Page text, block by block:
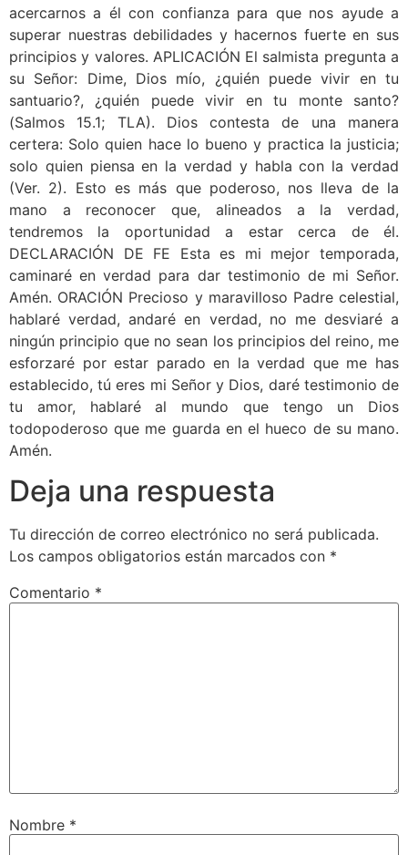
acercarnos a él con confianza para que nos ayude a
superar nuestras debilidades y hacernos fuerte en sus
principios y valores. APLICACIÓN El salmista pregunta a
su Señor: Dime, Dios mío, ¿quién puede vivir en tu
santuario?, ¿quién puede vivir en tu monte santo?
(Salmos 15.1; TLA). Dios contesta de una manera
certera: Solo quien hace lo bueno y practica la justicia;
solo quien piensa en la verdad y habla con la verdad
(Ver. 2). Esto es más que poderoso, nos lleva de la
mano a reconocer que, alineados a la verdad,
tendremos la oportunidad a estar cerca de él.
DECLARACIÓN DE FE Esta es mi mejor temporada,
caminaré en verdad para dar testimonio de mi Señor.
Amén. ORACIÓN Precioso y maravilloso Padre celestial,
hablaré verdad, andaré en verdad, no me desviaré a
ningún principio que no sean los principios del reino, me
esforzaré por estar parado en la verdad que me has
establecido, tú eres mi Señor y Dios, daré testimonio de
tu amor, hablaré al mundo que tengo un Dios
todopoderoso que me guarda en el hueco de su mano.
Amén.
Deja una respuesta
Tu dirección de correo electrónico no será publicada.
Los campos obligatorios están marcados con *
Comentario *
Nombre *